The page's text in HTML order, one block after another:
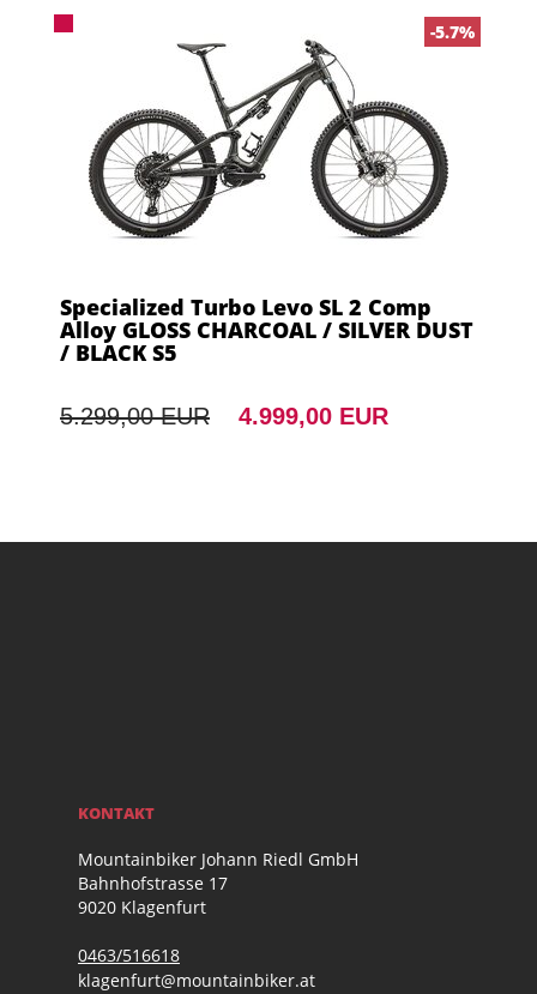
-5.7%
Specialized Turbo Levo SL 2 Comp
Alloy GLOSS CHARCOAL / SILVER DUST
/ BLACK S5
5.299,00 EUR 4.999,00 EUR
KONTAKT
Mountainbiker Johann Riedl GmbH
Bahnhofstrasse 17
9020 Klagenfurt
0463/516618
klagenfurt@mountainbiker.at